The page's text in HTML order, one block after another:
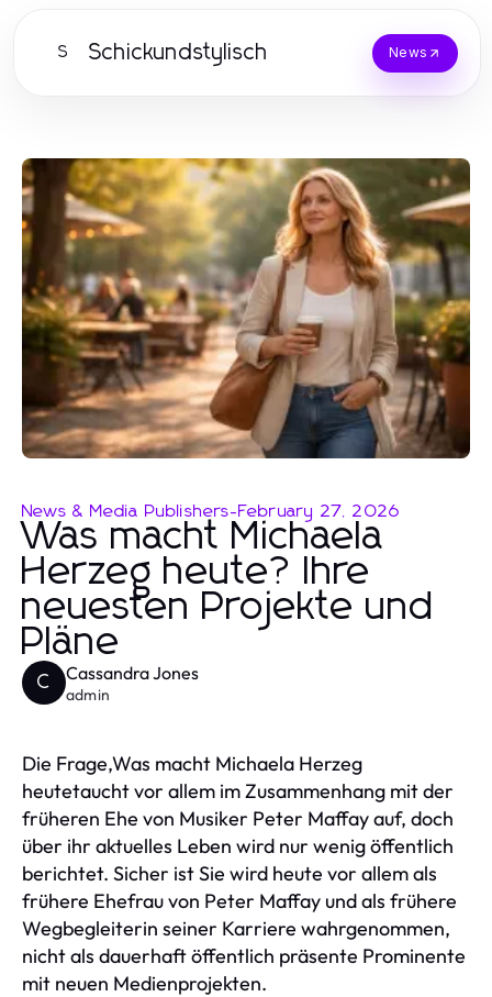
S Schickundstylisch News
News & Media Publishers-February 27, 2026
Was macht Michaela
Herzeg heute? Ihre
neuesten Projekte und
Pläne
C Cassandra Jones
admin
Die Frage,Was macht Michaela Herzeg
heutetaucht vor allem im Zusammenhang mit der
früheren Ehe von Musiker Peter Maffay auf, doch
über ihr aktuelles Leben wird nur wenig öffentlich
berichtet. Sicher ist Sie wird heute vor allem als
frühere Ehefrau von Peter Maffay und als frühere
Wegbegleiterin seiner Karriere wahrgenommen,
nicht als dauerhaft öffentlich präsente Prominente
mit neuen Medienprojekten.